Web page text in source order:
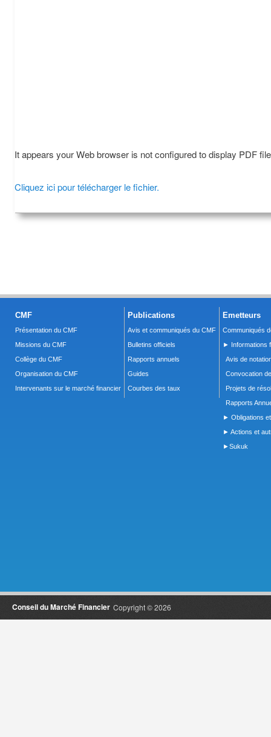
It appears your Web browser is not configured to display PDF
Cliquez ici pour télécharger le fichier.
CMF
Présentation du CMF
Missions du CMF
Collège du CMF
Organisation du CMF
Intervenants sur le marché financier
Publications
Avis et communiqués du CMF
Bulletins officiels
Rapports annuels
Guides
Courbes des taux
Emetteurs
Communiqués
► Informations
Avis de
Convocation
Projets de
Rapports
► Obligations
► Actions et
►Sukuk
Copyright © 2026
Conseil du Marché Financier